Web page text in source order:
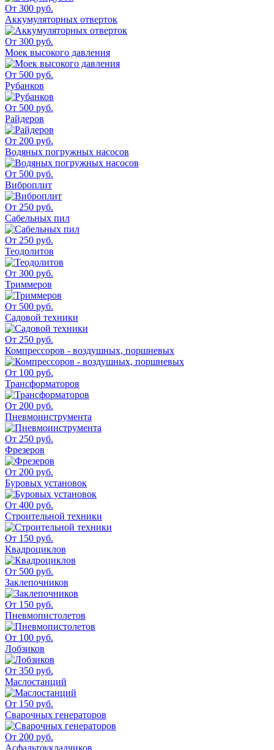
От 300 руб.
Аккумуляторных отверток
От 300 руб.
Моек высокого давления
От 500 руб.
Рубанков
От 500 руб.
Райдеров
От 200 руб.
Водяных погружных насосов
От 500 руб.
Виброплит
От 250 руб.
Сабельных пил
От 250 руб.
Теодолитов
От 300 руб.
Триммеров
От 500 руб.
Садовой техники
От 250 руб.
Компрессоров - воздушных, поршневых
От 100 руб.
Трансформаторов
От 200 руб.
Пневмоинструмента
От 250 руб.
Фрезеров
От 200 руб.
Буровых установок
От 400 руб.
Строительной техники
От 150 руб.
Квадроциклов
От 500 руб.
Заклепочников
От 150 руб.
Пневмопистолетов
От 100 руб.
Лобзиков
От 350 руб.
Маслостанций
От 150 руб.
Сварочных генераторов
От 200 руб.
Асфальтоукладчиков